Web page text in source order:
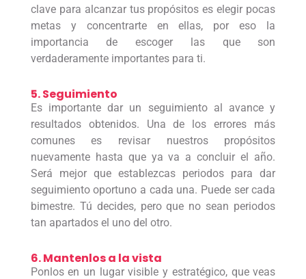
clave para alcanzar tus propósitos es elegir pocas
metas y concentrarte en ellas, por eso la
importancia de escoger las que son
verdaderamente importantes para ti.
5. Seguimiento
Es importante dar un seguimiento al avance y
resultados obtenidos. Una de los errores más
comunes es revisar nuestros propósitos
nuevamente hasta que ya va a concluir el año.
Será mejor que establezcas periodos para dar
seguimiento oportuno a cada una. Puede ser cada
bimestre. Tú decides, pero que no sean periodos
tan apartados el uno del otro.
6. Mantenlos a la vista
Ponlos en un lugar visible y estratégico, que veas